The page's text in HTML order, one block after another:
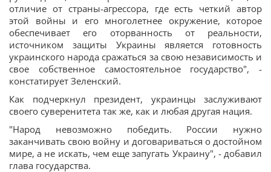
отличие от страны-агрессора, где есть четкий автор
этой войны и его многолетнее окружение, которое
обеспечивает его оторванность от реальности,
источником защиты Украины является готовность
украинского народа сражаться за свою независимость и
свое собственное самостоятельное государство", -
констатирует Зеленский.
Как подчеркнул президент, украинцы заслуживают
своего суверенитета так же, как и любая другая нация.
"Народ невозможно победить. России нужно
заканчивать свою войну и договариваться о достойном
мире, а не искать, чем еще запугать Украину", - добавил
глава государства.